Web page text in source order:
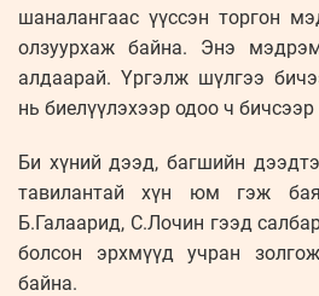
шаналангаас үүссэн торгон
олзуурхаж байна. Энэ
алдаарай. Үргэлж шүлгээ
нь биелүүлэхээр одоо ч бичсээр
Би хүний дээд, багшийн
тавилантай хүн юм гэж
Б.Галаарид, С.Лочин гээд
болсон эрхмүүд учран
байна.